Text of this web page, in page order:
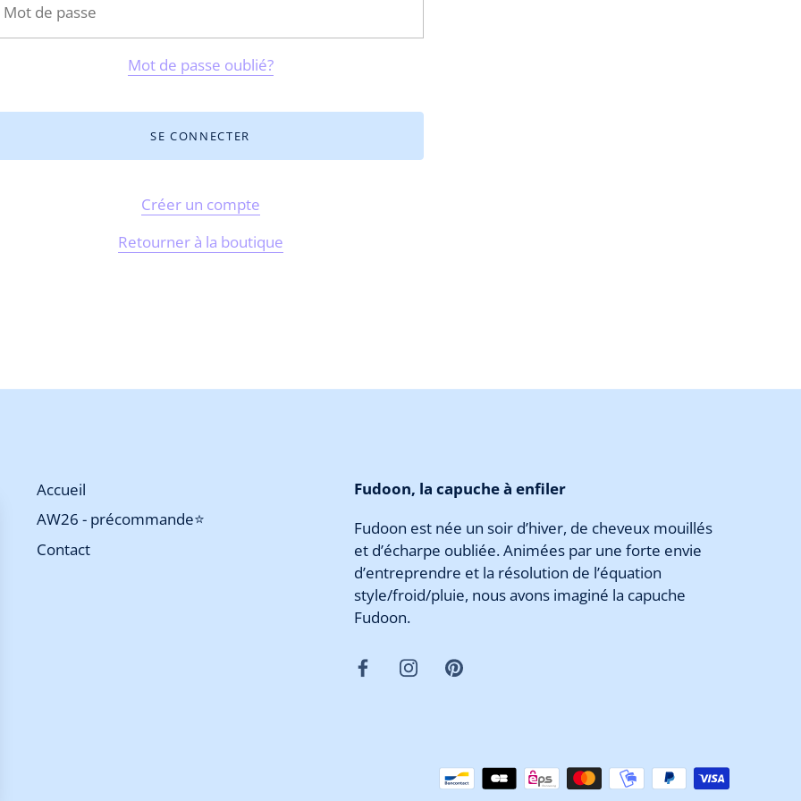
Mot de passe oublié?
Créer un compte
Retourner à la boutique
Accueil
AW26 - précommande⭐
Contact
Fudoon, la capuche à enfiler
Fudoon est née un soir d’hiver, de cheveux mouillés
et d’écharpe oubliée. Animées par une forte envie
d’entreprendre et la résolution de l’équation
style/froid/pluie, nous avons imaginé la capuche
Fudoon.